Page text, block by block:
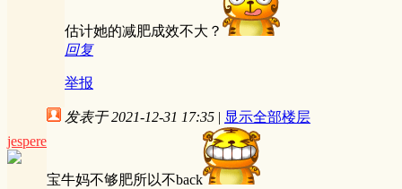
估计她的减肥成效不大？
回复
举报
jespere
发表于 2021-12-31 17:35 | 显示全部楼层
宝牛妈不够肥所以不back